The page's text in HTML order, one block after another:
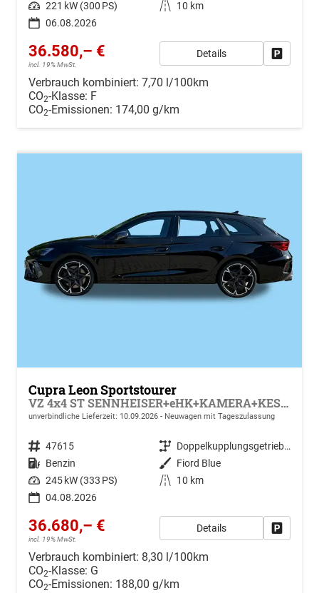
Leistung 221 kW (300 PS) Kilometerstand
10 km
06.08.2026
36.580,– €
incl. 19% MwSt.
Details
Verbrauch kombiniert: 7,70 l/100km
CO2-Klasse: F
CO2-Emissionen: 174,00 g/km
Cupra Leon Sportstourer
VZ 4x4 ST SENNHEISER+eHK+KAMERA+KESSY+MEMORY+ACC+19" ALU+LED
unverbindliche Lieferzeit: 10.09.2026 Neuwagen mit Tageszulassung
Fahrzeugnr. 47615 Getriebe
Doppelkupplungsgetriebe (DSG)
Kraftstoff Benzin Außenfarbe Fiord Blue
Leistung 245 kW (333 PS) Kilometerstand
10 km
04.08.2026
36.680,– €
incl. 19% MwSt.
Details
Verbrauch kombiniert: 8,30 l/100km
CO2-Klasse: G
CO2-Emissionen: 188,00 g/km